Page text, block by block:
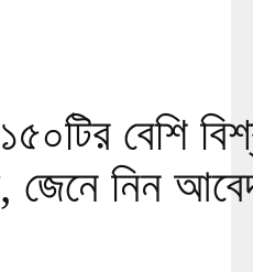
বেশি
জেনে নিন